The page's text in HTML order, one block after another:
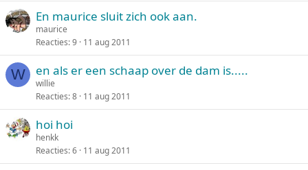
En maurice sluit zich ook aan.
maurice
Reacties 9 11 aug 2011
W en als er een schaap over de dam is.....
willie
Reacties 8 11 aug 2011
hoi hoi
henkk
Reacties 6 11 aug 2011